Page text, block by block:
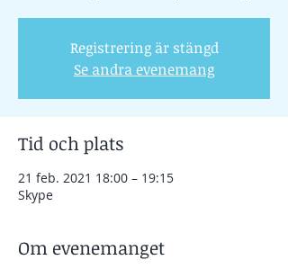
Registrering är stängd
Se andra evenemang
Tid och plats
21 feb. 2021 18:00 – 19:15
Skype
Om evenemanget